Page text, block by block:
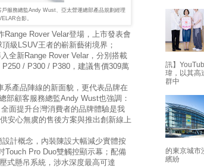
服務總監Andy Wust、亞太營運總部產品規劃經理
合影。
Rover Velar登場，上市發表會
級LSUV王者的嶄新藝術境界；
全新Range Rover Velar，分別搭載
/ P300 / P380，建議售價309萬
產品陣線的新面貌，更代表品牌在
部顧客服務總監Andy Wust也強調：
面提升台灣消費者的品牌體驗是我
安心無虞的售後方案與推出創新線上
計概念，內裝陳設大幅減少實體按
Touch Pro Duo雙觸控顯示幕；配備
式懸吊系統，涉水深度最高可達
訊】
瑋，以其高
群中
的東京城市
繽紛